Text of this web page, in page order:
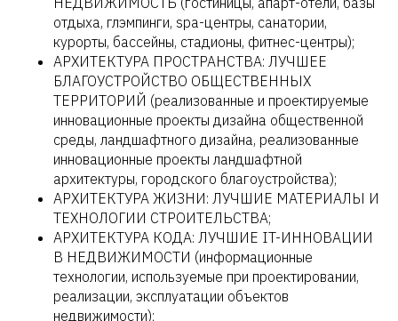
отдыха, глэмпинги, spa-центры, санатории,
курорты, бассейны, стадионы, фитнес-центры);
АРХИТЕКТУРА ПРОСТРАНСТВА: ЛУЧШЕЕ
БЛАГОУСТРОЙСТВО ОБЩЕСТВЕННЫХ
ТЕРРИТОРИЙ (реализованные и проектируемые
инновационные проекты дизайна общественной
среды, ландшафтного дизайна, реализованные
инновационные проекты ландшафтной
архитектуры, городского благоустройства);
АРХИТЕКТУРА ЖИЗНИ: ЛУЧШИЕ МАТЕРИАЛЫ И
ТЕХНОЛОГИИ СТРОИТЕЛЬСТВА;
АРХИТЕКТУРА КОДА: ЛУЧШИЕ IT-ИННОВАЦИИ
В НЕДВИЖИМОСТИ (информационные
технологии, используемые при проектировании,
реализации, эксплуатации объектов
недвижимости);